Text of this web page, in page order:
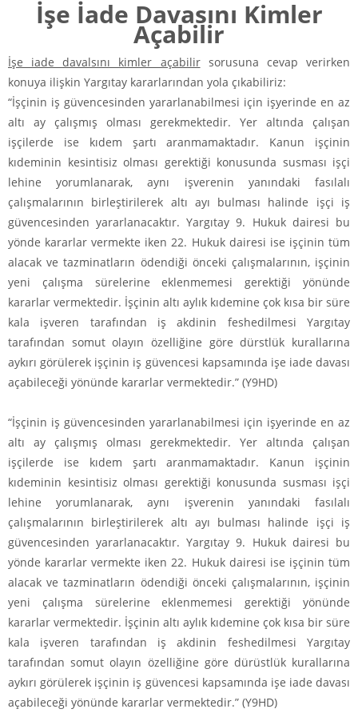
İşe İade Davasını Kimler
Açabilir
İşe iade davalsını kimler açabilirsorusuna cevap verirken
konuya ilişkin Yargıtay kararlarından yola çıkabiliriz:
“İşçinin iş güvencesinden yararlanabilmesi için işyerinde en az
altı ay çalışmış olması gerekmektedir. Yer altında çalışan
işçilerde ise kıdem şartı aranmamaktadır. Kanun işçinin
kıdeminin kesintisiz olması gerektiği konusunda susması işçi
lehine yorumlanarak, aynı işverenin yanındaki fasılalı
çalışmalarının birleştirilerek altı ayı bulması halinde işçi iş
güvencesinden yararlanacaktır. Yargıtay 9. Hukuk dairesi bu
yönde kararlar vermekte iken 22. Hukuk dairesi ise işçinin tüm
alacak ve tazminatların ödendiği önceki çalışmalarının, işçinin
yeni çalışma sürelerine eklenmemesi gerektiği yönünde
kararlar vermektedir. İşçinin altı aylık kıdemine çok kısa bir süre
kala işveren tarafından iş akdinin feshedilmesi Yargıtay
tarafından somut olayın özelliğine göre dürstlük kurallarına
aykırı görülerek işçinin iş güvencesi kapsamında işe iade davası
açabileceği yönünde kararlar vermektedir.” (Y9HD)
“İşçinin iş güvencesinden yararlanabilmesi için işyerinde en az
altı ay çalışmış olması gerekmektedir. Yer altında çalışan
işçilerde ise kıdem şartı aranmamaktadır. Kanun işçinin
kıdeminin kesintisiz olması gerektiği konusunda susması işçi
lehine yorumlanarak, aynı işverenin yanındaki fasılalı
çalışmalarının birleştirilerek altı ayı bulması halinde işçi iş
güvencesinden yararlanacaktır. Yargıtay 9. Hukuk dairesi bu
yönde kararlar vermekte iken 22. Hukuk dairesi ise işçinin tüm
alacak ve tazminatların ödendiği önceki çalışmalarının, işçinin
yeni çalışma sürelerine eklenmemesi gerektiği yönünde
kararlar vermektedir. İşçinin altı aylık kıdemine çok kısa bir süre
kala işveren tarafından iş akdinin feshedilmesi Yargıtay
tarafından somut olayın özelliğine göre dürüstlük kurallarına
aykırı görülerek işçinin iş güvencesi kapsamında işe iade davası
açabileceği yönünde kararlar vermektedir.” (Y9HD)